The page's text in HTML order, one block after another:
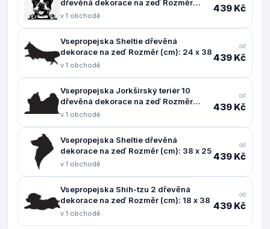
dřevěná dekorace na zeď Rozměr
(cm): 37 x 38
v 1 obchodě
439 Kč
Vsepropejska Sheltie dřevěná
dekorace na zeď Rozměr (cm): 24 x 38
v 1 obchodě
od
439 Kč
Vsepropejska Jorkšírský teriér 10
dřevěná dekorace na zeď Rozměr
(cm): 24 x 38
v 1 obchodě
od
439 Kč
Vsepropejska Sheltie dřevěná
dekorace na zeď Rozměr (cm): 38 x 25
v 1 obchodě
od
439 Kč
Vsepropejska Shih-tzu 2 dřevěná
dekorace na zeď Rozměr (cm): 18 x 38
v 1 obchodě
od
439 Kč